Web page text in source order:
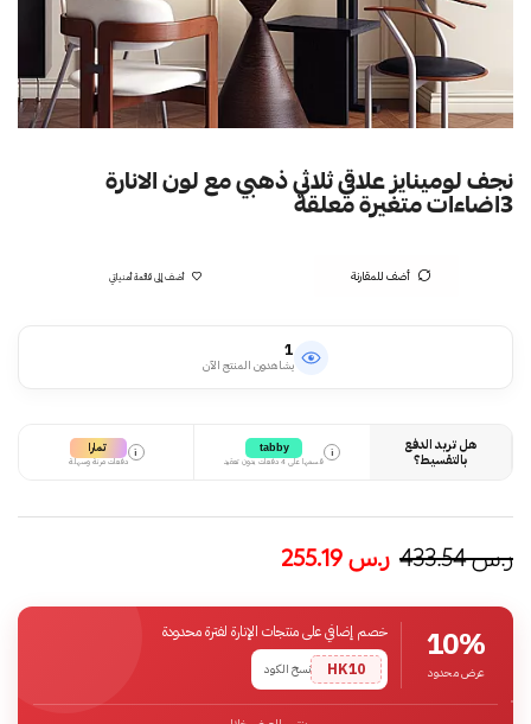
نجف لومينايز علاقي ثلاثي ذهبي مع لون الانارة
3اضاءات متغيرة معلقة
أضف للمقارنة أضف إلى قائمة أمنياتي
1
يشاهدون المنتج الآن
هل تريد الدفع
بالتقسيط؟
i
tabby
قسمها على 4 دفعات بدون تعقيد
i تمارا
دفعات مرنة وسهلة
ر.س433.54 ر.س
10%
عرض محدود
خصم إضافي على منتجات الإنارة لفترة محدودة
HK10
نسخ الكود